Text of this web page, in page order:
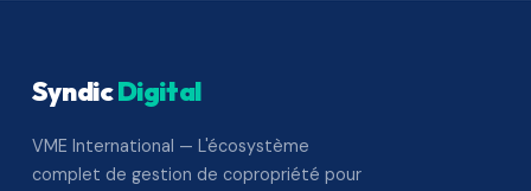
SyndicDigital
VME International — L'écosystème
complet de gestion de copropriété pour